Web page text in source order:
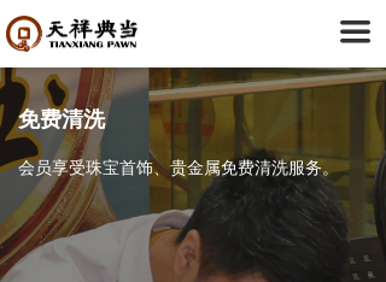
끀
首页
关于我们
ꄷ 企业简介
ꄷ 典当20年
ꄷ 门店分布
免费清洗
会员享受珠宝首饰、贵金属免费清洗服务。